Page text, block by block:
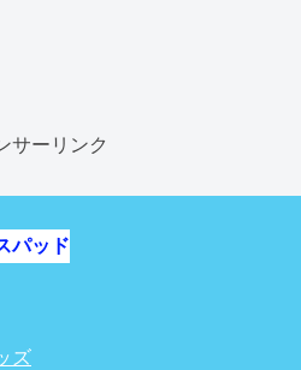
サーリンク
パッド
ズ